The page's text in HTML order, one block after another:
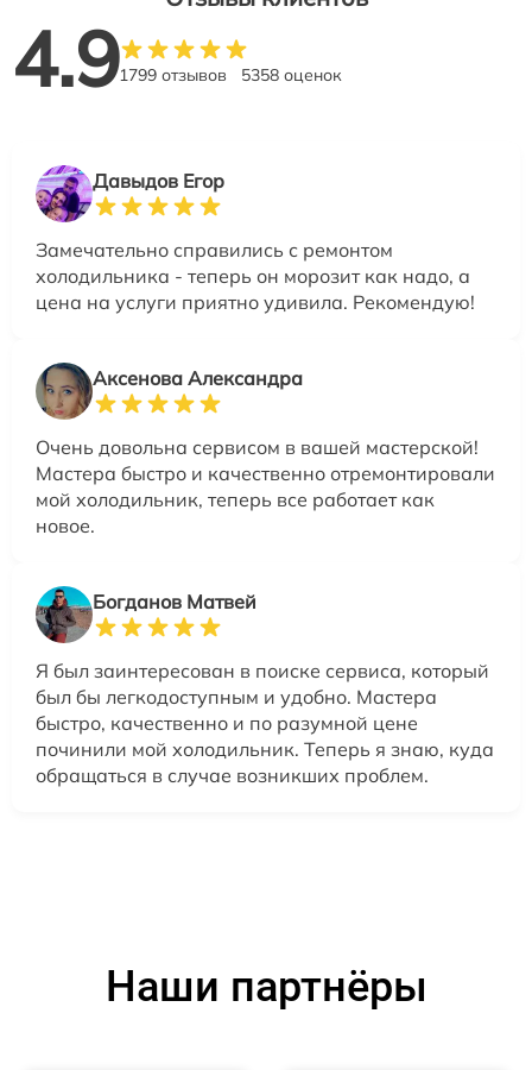
4.91799 отзывов 5358 оценок
Давыдов Егор
Замечательно справились с ремонтом
холодильника - теперь он морозит как надо, а
цена на услуги приятно удивила. Рекомендую!
Аксенова Александра
Очень довольна сервисом в вашей мастерской!
Мастера быстро и качественно отремонтировали
мой холодильник, теперь все работает как
новое.
Богданов Матвей
Я был заинтересован в поиске сервиса, который
был бы легкодоступным и удобно. Мастера
быстро, качественно и по разумной цене
починили мой холодильник. Теперь я знаю, куда
обращаться в случае возникших проблем.
Наши партнёры